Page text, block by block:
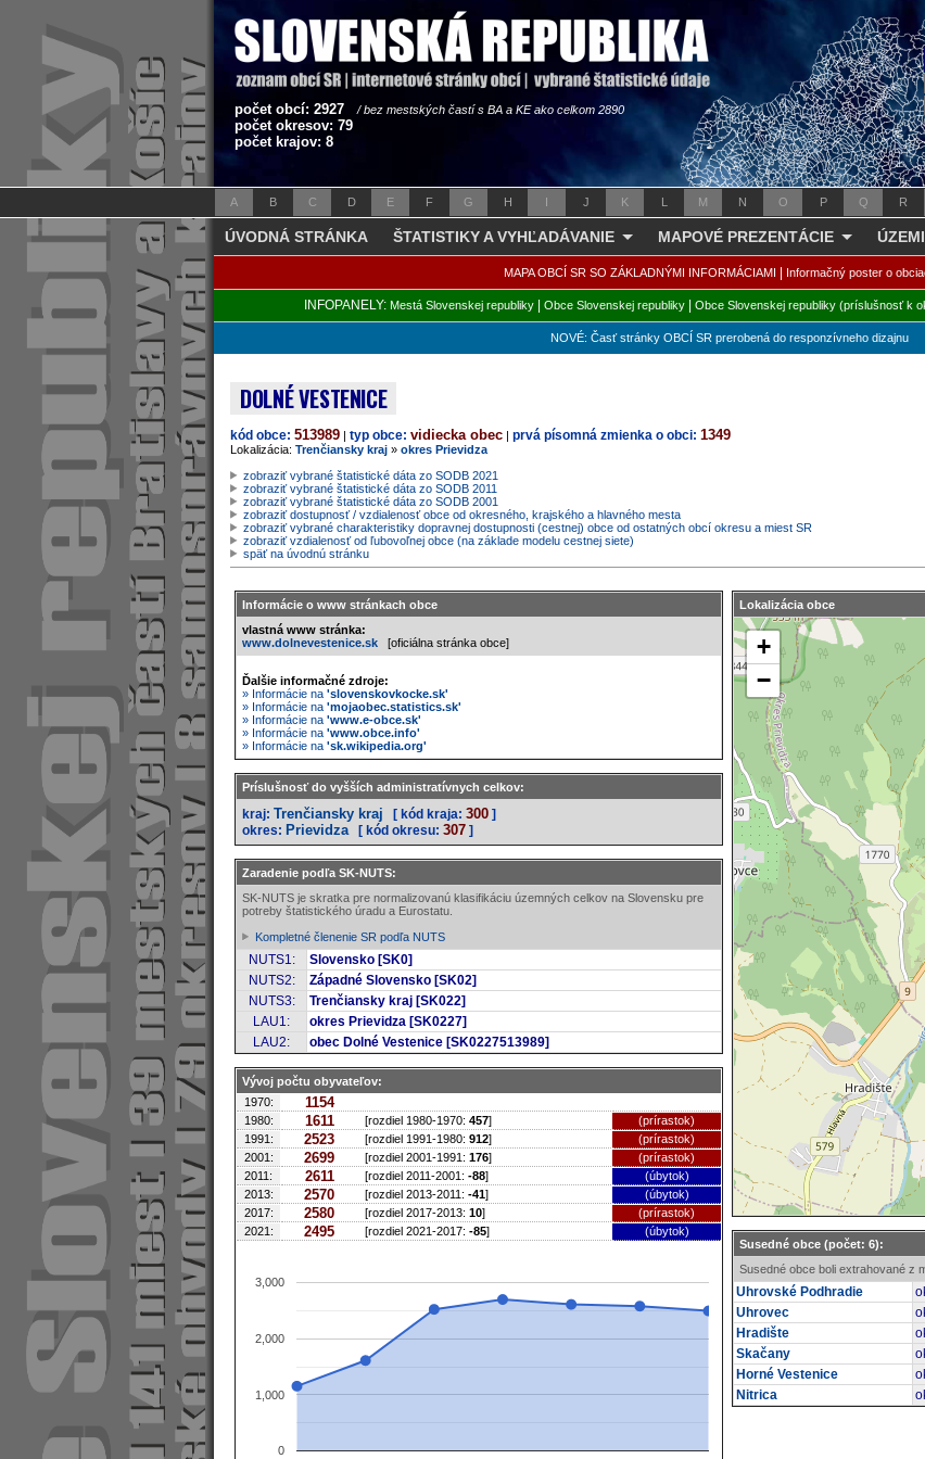
počet obcí: 2927 / bez mestských častí s BA a KE ako celkom 2890
počet okresov: 79
počet krajov: 8
A B C D E F G H I J K L M N O P Q R
ÚVODNÁ STRÁNKA ŠTATISTIKY A VYHĽADÁVANIE MAPOVÉ PREZENTÁCIE
MAPA OBCÍ SR SO ZÁKLADNÝMI INFORMÁCIAMI Informačný poster o
INFOPANELY: Mestá Slovenskej republiky| Obce Slovenskej republiky| Obce Slovenskej republiky (príslušnosť k
NOVÉ: Časť stránky OBCÍ SR prerobená do responzívneho dizajnu
DOLNÉ VESTENICE
kód obce: 513989 | typ obce: vidiecka obec | prvá písomná zmienka o obci: 1349
Lokalizácia: Trenčiansky kraj » okres Prievidza
zobraziť vybrané štatistické dáta zo SODB 2021
zobraziť vybrané štatistické dáta zo SODB 2011
zobraziť vybrané štatistické dáta zo SODB 2001
zobraziť dostupnosť / vzdialenosť obce od okresného, krajského a hlavného mesta
zobraziť vybrané charakteristiky dopravnej dostupnosti (cestnej) obce od ostatných obcí okresu a miest SR
zobraziť vzdialenosť od ľubovoľnej obce (na základe modelu cestnej siete)
späť na úvodnú stránku
Informácie o www stránkach obce
vlastná www stránka:
www.dolnevestenice.sk [oficiálna stránka obce]
Ďalšie informačné zdroje:
» Informácie na 'slovenskovkocke.sk'
» Informácie na 'mojaobec.statistics.sk'
» Informácie na 'www.e-obce.sk'
» Informácie na 'www.obce.info'
» Informácie na 'sk.wikipedia.org'
Príslušnosť do vyšších administratívnych celkov:
kraj: Trenčiansky kraj [ kód kraja: 300 ]
okres: Prievidza [ kód okresu: 307 ]
Zaradenie podľa SK-NUTS:
SK-NUTS je skratka pre normalizovanú klasifikáciu územných celkov na Slovensku pre
potreby štatistického úradu a Eurostatu.
Kompletné členenie SR podľa NUTS
NUTS1:
Slovensko [SK0]
NUTS2:
Západné Slovensko [SK02]
NUTS3:
Trenčiansky kraj [SK022]
LAU1:
okres Prievidza [SK0227]
LAU2:
obec Dolné Vestenice [SK0227513989]
Vývoj počtu obyvateľov:
1970:
1154
1980: 1611 [rozdiel 1980-1970: 457]
(prírastok)
1991:
2523 [rozdiel 1991-1980: 912]
(prírastok)
2001:
2699 [rozdiel 2001-1991: 176]
(prírastok)
2011:
2611 [rozdiel 2011-2001: -88]
(úbytok)
2013:
2570 [rozdiel 2013-2011: -41]
(úbytok)
2017:
2580 [rozdiel 2017-2013: 10]
(prírastok)
2021:
2495 [rozdiel 2021-2017: -85] (úbytok)
0
1,000
2,000
3,000
Lokalizácia obce
Susedné obce (počet: 6):
Susedné obce boli extrahované z
Uhrovské Podhradie
Uhrovec
Hradište
Skačany
Horné Vestenice
Nitrica